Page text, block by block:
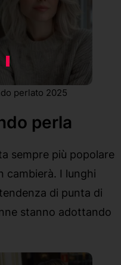
perlato 2025
perla
sempre più popolare
cambierà. I lunghi
di punta di
stanno adottando